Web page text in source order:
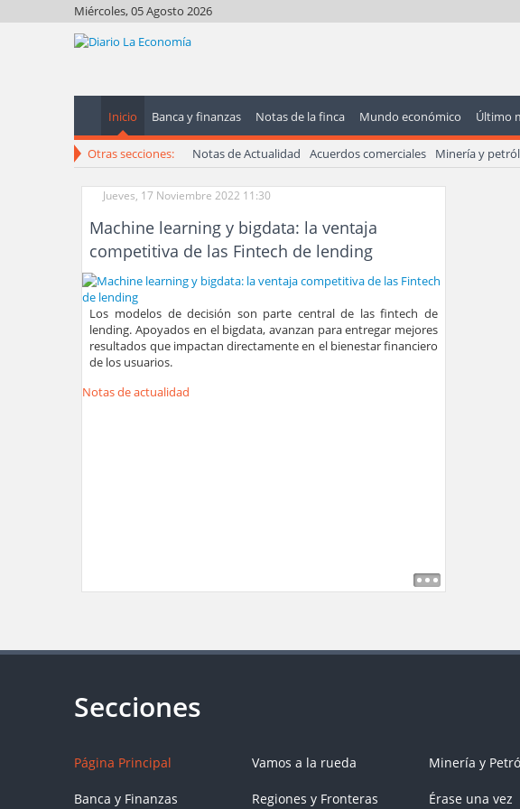
Miércoles, 05 Agosto 2026
Inicio Banca y finanzas Notas de la finca Mundo económico Último
Otras secciones: Notas de Actualidad Acuerdos comerciales Minería y
Jueves, 17 Noviembre 2022 11:30
Machine learning y bigdata: la ventaja
competitiva de las Fintech de lending
Los modelos de decisión son parte central de las fintech de
lending. Apoyados en el bigdata, avanzan para entregar mejores
resultados que impactan directamente en el bienestar financiero
de los usuarios.
Notas de actualidad
Página Principal
Banca y Finanzas
Vamos a la rueda
Regiones y Fronteras
Minería y
Érase una vez